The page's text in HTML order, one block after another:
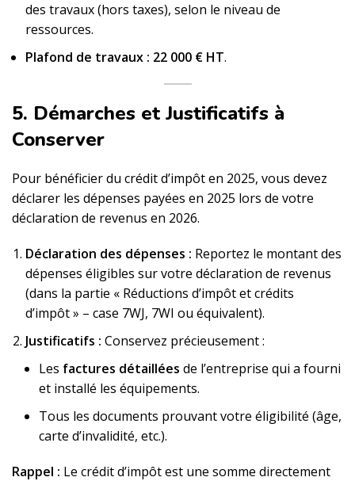
des travaux (hors taxes), selon le niveau de
ressources.
Plafond de travaux : 22 000 € HT.
5. Démarches et Justificatifs à
Conserver
Pour bénéficier du crédit d’impôt en 2025, vous devez
déclarer les dépenses payées en 2025 lors de votre
déclaration de revenus en 2026.
Déclaration des dépenses : Reportez le montant des
dépenses éligibles sur votre déclaration de revenus
(dans la partie « Réductions d’impôt et crédits
d’impôt » – case 7WJ, 7WI ou équivalent).
Justificatifs : Conservez précieusement :
Les factures détaillées de l’entreprise qui a fourni
et installé les équipements.
Tous les documents prouvant votre éligibilité (âge,
carte d’invalidité, etc.).
Rappel : Le crédit d’impôt est une somme directement